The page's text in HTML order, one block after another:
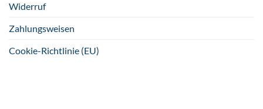
Widerruf
Zahlungsweisen
Cookie-Richtlinie (EU)